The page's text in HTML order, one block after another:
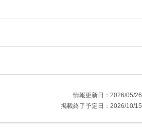
情報更新日：2026/05/26
掲載終了予定日：2026/10/15